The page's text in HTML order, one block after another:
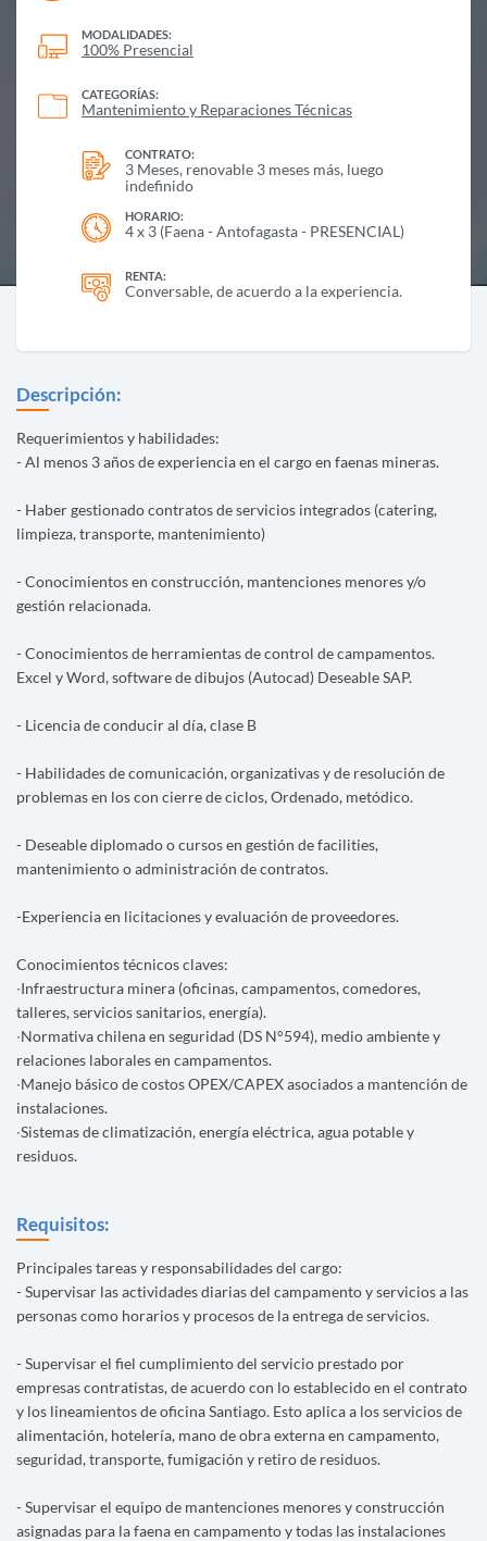
MODALIDADES:
100% Presencial
CATEGORÍAS:
Mantenimiento y Reparaciones Técnicas
CONTRATO:
3 Meses, renovable 3 meses más, luego
indefinido
HORARIO:
4 x 3 (Faena - Antofagasta - PRESENCIAL)
RENTA:
Conversable, de acuerdo a la experiencia.
Descripción:
Requerimientos y habilidades:
- Al menos 3 años de experiencia en el cargo en faenas mineras.
- Haber gestionado contratos de servicios integrados (catering,
limpieza, transporte, mantenimiento)
- Conocimientos en construcción, mantenciones menores y/o
gestión relacionada.
- Conocimientos de herramientas de control de campamentos.
Excel y Word, software de dibujos (Autocad) Deseable SAP.
- Licencia de conducir al día, clase B
- Habilidades de comunicación, organizativas y de resolución de
problemas en los con cierre de ciclos, Ordenado, metódico.
- Deseable diplomado o cursos en gestión de facilities,
mantenimiento o administración de contratos.
-Experiencia en licitaciones y evaluación de proveedores.
Conocimientos técnicos claves:
∙Infraestructura minera (oficinas, campamentos, comedores,
talleres, servicios sanitarios, energía).
∙Normativa chilena en seguridad (DS N°594), medio ambiente y
relaciones laborales en campamentos.
∙Manejo básico de costos OPEX/CAPEX asociados a mantención de
instalaciones.
∙Sistemas de climatización, energía eléctrica, agua potable y
residuos.
Requisitos:
Principales tareas y responsabilidades del cargo:
- Supervisar las actividades diarias del campamento y servicios a las
personas como horarios y procesos de la entrega de servicios.
- Supervisar el fiel cumplimiento del servicio prestado por
empresas contratistas, de acuerdo con lo establecido en el contrato
y los lineamientos de oficina Santiago. Esto aplica a los servicios de
alimentación, hotelería, mano de obra externa en campamento,
seguridad, transporte, fumigación y retiro de residuos.
- Supervisar el equipo de mantenciones menores y construcción
asignadas para la faena en campamento y todas las instalaciones